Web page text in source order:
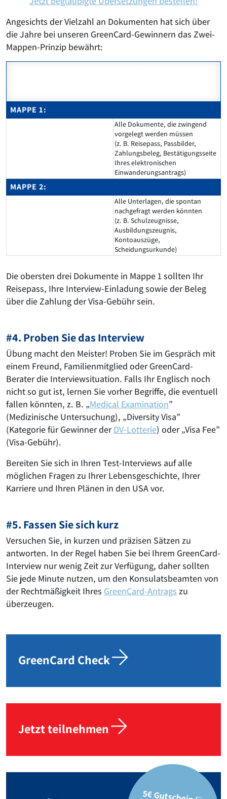
Angesichts der Vielzahl an Dokumenten hat sich über
die Jahre bei unseren GreenCard-Gewinnern das Zwei-
Mappen-Prinzip bewährt:
MAPPE 1:
Alle Dokumente, die zwingend
vorgelegt werden müssen
(z. B. Reisepass, Passbilder,
Zahlungsbeleg, Bestätigungsseite
Ihres elektronischen
Einwanderungsantrags)
MAPPE 2:
Alle Unterlagen, die spontan
nachgefragt werden könnten
(z. B. Schulzeugnisse,
Ausbildungszeugnis,
Kontoauszüge,
Scheidungsurkunde)
Die obersten drei Dokumente in Mappe 1 sollten Ihr
Reisepass, Ihre Interview-Einladung sowie der Beleg
über die Zahlung der Visa-Gebühr sein.
#4. Proben Sie das Interview
Übung macht den Meister! Proben Sie im Gespräch mit
einem Freund, Familienmitglied oder GreenCard-
Berater die Interviewsituation. Falls Ihr Englisch noch
nicht so gut ist, lernen Sie vorher Begriffe, die eventuell
fallen könnten, z. B. „Medical Examination”
(Medizinische Untersuchung), „Diversity Visa”
(Kategorie für Gewinner derDV-Lotterie) oder „Visa Fee”
(Visa-Gebühr).
Bereiten Sie sich in Ihren Test-Interviews auf alle
möglichen Fragen zu Ihrer Lebensgeschichte, Ihrer
Karriere und Ihren Plänen in den USA vor.
#5. Fassen Sie sich kurz
Versuchen Sie, in kurzen und präzisen Sätzen zu
antworten. In der Regel haben Sie bei Ihrem GreenCard-
Interview nur wenig Zeit zur Verfügung, daher sollten
Sie jede Minute nutzen, um den Konsulatsbeamten von
der Rechtmäßigkeit Ihres GreenCard-Antrags zu
überzeugen.
GreenCard Check
Jetzt teilnehmen